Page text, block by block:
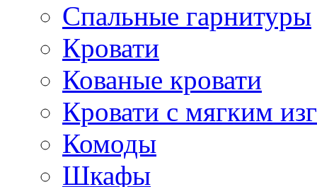
Спальные гарнитуры
Кровати
Кованые кровати
Кровати с мягким
Комоды
Шкафы